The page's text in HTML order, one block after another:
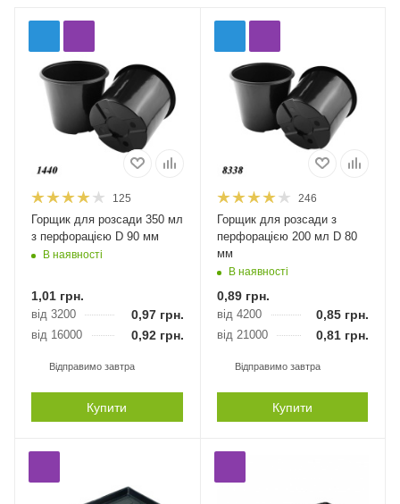
125
Горщик для розсади 350 мл
з перфорацією D 90 мм
В наявності
1,01 грн.
від 3200 0,97грн.
від 16000 0,92грн.
Відправимо завтра
Купити
246
Горщик для розсади з
перфорацією 200 мл D 80
мм
В наявності
0,89грн.
від 4200 0,85 грн.
від 21000 0,81 грн.
Відправимо завтра
Купити